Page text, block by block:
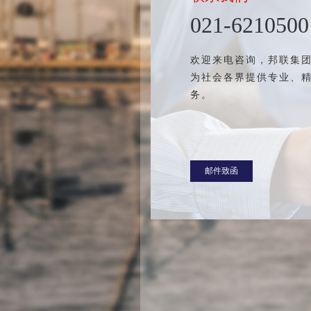
021-
欢迎来电咨询，邦联集
为社会各界提供专业、
务。
邮件致函